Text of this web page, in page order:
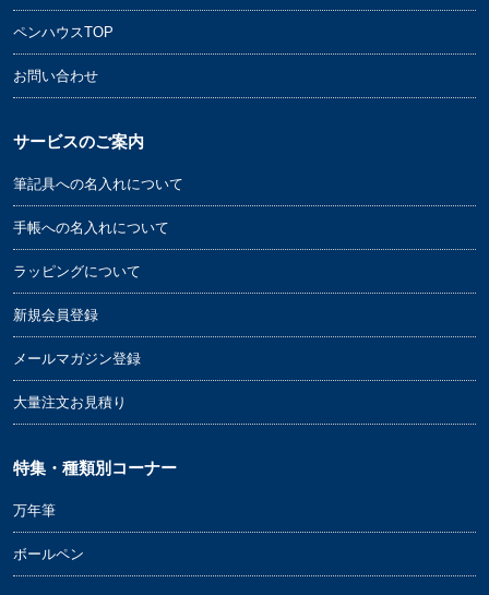
ペンハウスTOP
お問い合わせ
サービスのご案内
筆記具への名入れについて
手帳への名入れについて
ラッピングについて
新規会員登録
メールマガジン登録
大量注文お見積り
特集・種類別コーナー
万年筆
ボールペン